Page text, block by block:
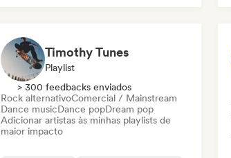
Timothy Tunes
Playlist
> 300 feedbacks enviados
Rock alternativoComercial / Mainstream
Dance musicDance popDream pop
Adicionar artistas às minhas playlists de
maior impacto